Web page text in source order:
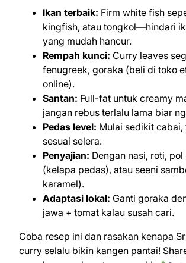
Ikan terbaik: Firm white fish
kingfish, atau tongkol—hindari
yang mudah hancur.
Rempah kunci: Curry leaves
fenugreek, goraka (beli di toko
online).
Santan: Full-fat untuk creamy
jangan rebus terlalu lama biar
Pedas level: Mulai sedikit cabai,
sesuai selera.
Penyajian: Dengan nasi, roti, pol
(kelapa pedas), atau seeni
karamel).
Adaptasi lokal: Ganti goraka
jawa + tomat kalau susah cari.
Coba resep ini dan rasakan kenapa
curry selalu bikin kangen pantai!